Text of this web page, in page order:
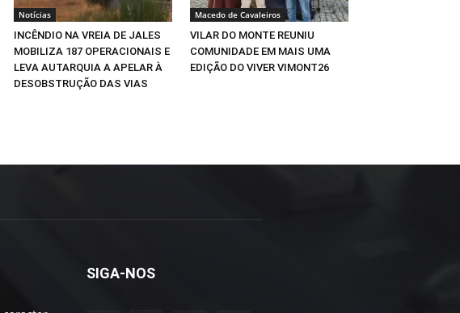
Notícias
INCÊNDIO NA VREIA DE JALES
MOBILIZA 187 OPERACIONAIS E
LEVA AUTARQUIA A APELAR À
DESOBSTRUÇÃO DAS VIAS
Macedo de Cavaleiros
VILAR DO MONTE REUNIU
COMUNIDADE EM MAIS UMA
EDIÇÃO DO VIVER VIMONT26
SIGA-NOS